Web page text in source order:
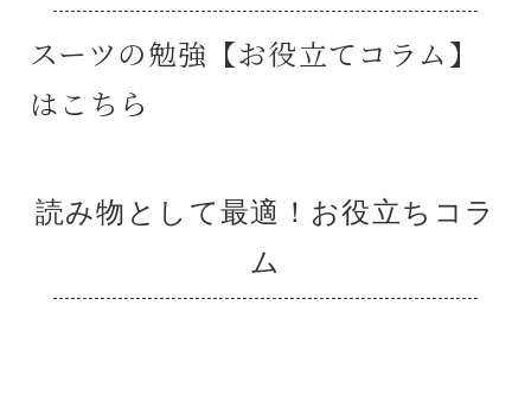
スーツの勉強【お役立てコラム】
はこちら
読み物として最適！お役立ちコラ
ム